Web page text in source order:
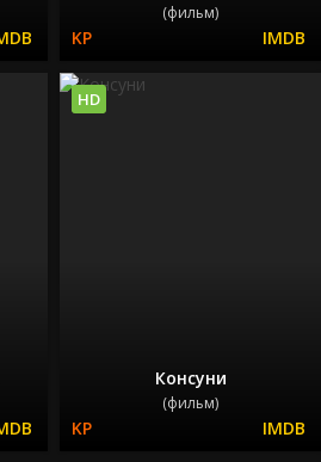
(фильм)
Консуни
(фильм)
HD